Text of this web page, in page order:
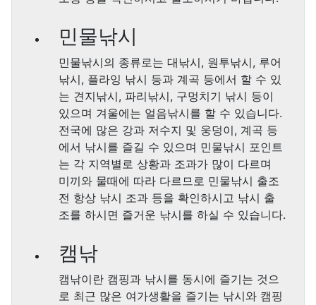
민물낚시
민물낚시의 종류로는 대낚시, 원투낚시, 루어
낚시, 플라잉 낚시 등과 계곡 등에서 할 수 있
는 견지낚시, 파리낚시, 구멍치기 낚시 등이
있으며 겨울에는 얼음낚시를 할 수 있습니다.
전국에 많은 강과 저수지 및 웅덩이, 계곡 등
에서 낚시를 즐길 수 있으며 민물낚시 포인트
는 각 지역별로 상황과 조과가 많이 다르며
미끼와 물때에 따라 다르므로 민물낚시 출조
전 항상 낚시 조과 등을 확인하시고 낚시 출
조를 하시면 즐거운 낚시를 하실 수 있습니다.
캠낚
캠낚이란 캠핑과 낚시를 동시에 즐기는 것으
로 최근 많은 여가생활을 즐기는 낚시와 캠핑